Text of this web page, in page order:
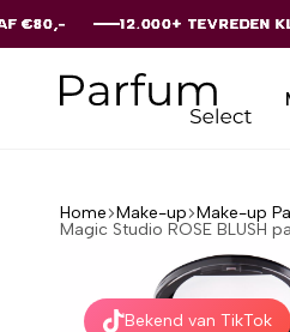
TEVREDEN KLANTEN
TEVREDEN KLANTEN
TEVREDEN KLANTEN
TEVREDEN KLANTEN
TEVREDEN KLANTEN
Home Make-up Make-up
Magic Studio ROSE BLUSH
Bekend van TikTok